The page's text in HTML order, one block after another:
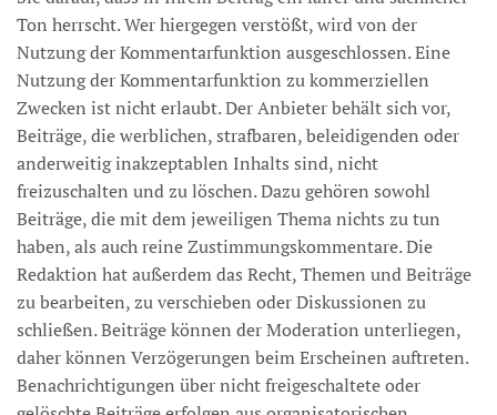
Ton herrscht. Wer hiergegen verstößt, wird von der
Nutzung der Kommentarfunktion ausgeschlossen. Eine
Nutzung der Kommentarfunktion zu kommerziellen
Zwecken ist nicht erlaubt. Der Anbieter behält sich vor,
Beiträge, die werblichen, strafbaren, beleidigenden oder
anderweitig inakzeptablen Inhalts sind, nicht
freizuschalten und zu löschen. Dazu gehören sowohl
Beiträge, die mit dem jeweiligen Thema nichts zu tun
haben, als auch reine Zustimmungskommentare. Die
Redaktion hat außerdem das Recht, Themen und Beiträge
zu bearbeiten, zu verschieben oder Diskussionen zu
schließen. Beiträge können der Moderation unterliegen,
daher können Verzögerungen beim Erscheinen auftreten.
Benachrichtigungen über nicht freigeschaltete oder